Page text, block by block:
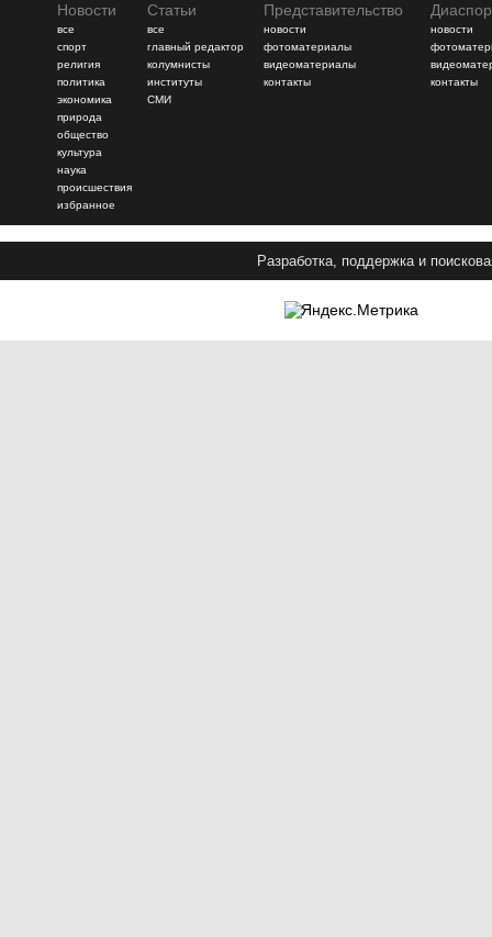
Новости
все
спорт
религия
политика
экономика
природа
общество
культура
наука
происшествия
избранное
Статьи
все
главный редактор
колумнисты
институты
СМИ
Представительство
новости
фотоматериалы
видеоматериалы
контакты
новости
контакты
Разработка, поддержка и